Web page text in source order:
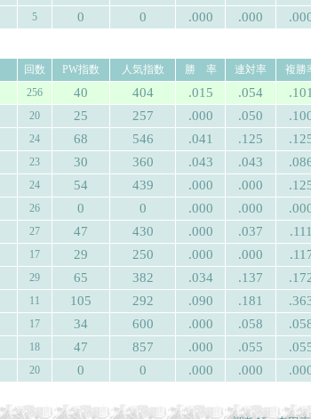
5 0 0 .000 .000
回数 PW指数 人気指数 勝 率 連対率
複勝
256 40 404 .015 .054 .101
20 25 257 .000 .050
24 68 546 .041 .125
23 30 360 .043 .043
24 54 439 .000 .000
26 0 0 .000 .000
27 47 430 .000 .037 .111
17 29 250 .000 .000
29 65 382 .034 .137
11 105 292 .090 .181
17 34 600 .000 .058
18 47 857 .000 .055
20 0 0 .000 .000